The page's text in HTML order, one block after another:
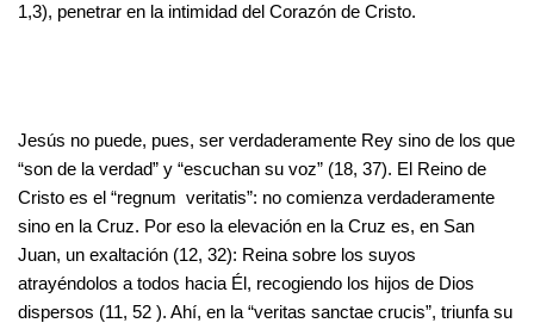
1,3), penetrar en la intimidad del Corazón de Cristo.
Jesús no puede, pues, ser verdaderamente Rey sino de los que
“son de la verdad” y “escuchan su voz” (18, 37). El Reino de
Cristo es el “regnum veritatis”: no comienza verdaderamente
sino en la Cruz. Por eso la elevación en la Cruz es, en San
Juan, un exaltación (12, 32): Reina sobre los suyos
atrayéndolos a todos hacia Él, recogiendo los hijos de Dios
dispersos (11, 52 ). Ahí, en la “veritas sanctae crucis”, triunfa su